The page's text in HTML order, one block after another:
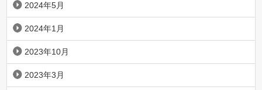
2024年5月
2024年1月
2023年10月
2023年3月